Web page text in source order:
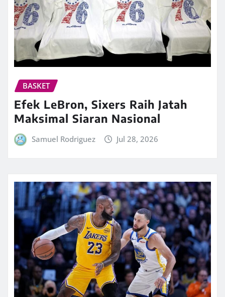
BASKET
Efek LeBron, Sixers Raih Jatah
Maksimal Siaran Nasional
Samuel Rodriguez Jul 28, 2026